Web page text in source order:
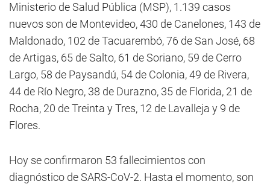
Ministerio de Salud Pública (MSP), 1.139 casos
nuevos son de Montevideo, 430 de Canelones, 143 de
Maldonado, 102 de Tacuarembó, 76 de San José, 68
de Artigas, 65 de Salto, 61 de Soriano, 59 de Cerro
Largo, 58 de Paysandú, 54 de Colonia, 49 de Rivera,
44 de Río Negro, 38 de Durazno, 35 de Florida, 21 de
Rocha, 20 de Treinta y Tres, 12 de Lavalleja y 9 de
Flores.
Hoy se confirmaron 53 fallecimientos con
diagnóstico de SARS-CoV-2. Hasta el momento, son